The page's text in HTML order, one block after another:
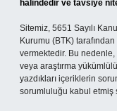
halindedir ve tavsiye
Sitemiz, 5651 Sayılı
Kurumu (BTK)
vermektedir. Bu
veya araştırma
yazdıkları içeriklerin
sorumluluğu kabul etmiş